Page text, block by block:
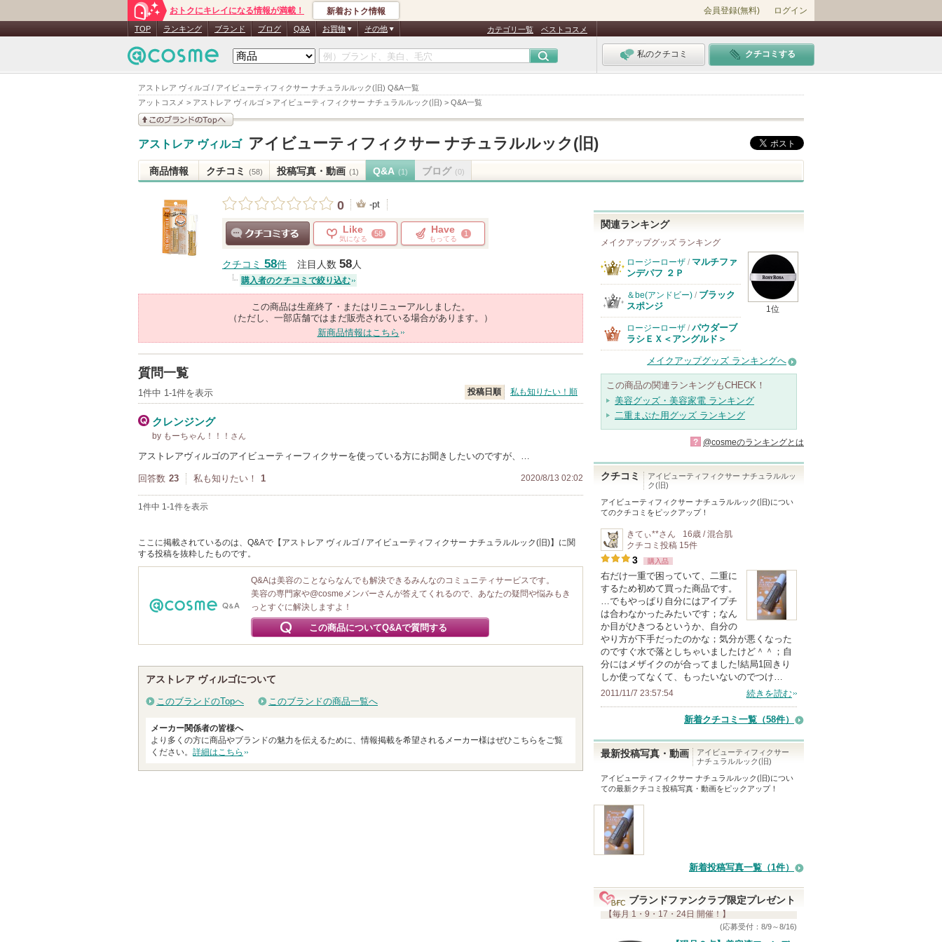
アストレア ヴィルゴ / アイビューティフィクサー ナチュラルルック(旧) Q&A一覧
アットコスメ > アストレア ヴィルゴ > アイビューティフィクサー ナチュラルルック(旧) > Q&A一覧
おトクにキレイになる情報が満載！ 新着おトク情報 会員登録(無料) ログイン
TOP ランキング ブランド ブログ Q&A お買物 その他 カテゴリ一覧 ベストコスメ
私のクチコミ クチコミする
アストレア ヴィルゴ アイビューティフィクサー ナチュラルルック(旧)
商品情報 クチコミ (58) 投稿写真・動画 (1) Q&A (1) ブログ (0)
0 -pt
Like
気になる
58 Have
もってる
1
クチコミ 58件 注目人数 58人
購入者のクチコミで絞り込む
この商品は生産終了・またはリニューアルしました。
（ただし、一部店舗ではまだ販売されている場合があります。）
新商品情報はこちら
質問一覧
1件中 1-1件を表示 投稿日順 私も知りたい！順
クレンジング
by もーちゃん！！！ さん
アストレアヴィルゴのアイビューティーフィクサーを使っている方にお聞きしたいのですが、…
回答数 23 私も知りたい！ 1 2020/8/13 02:02
1件中 1-1件を表示
ここに掲載されているのは、Q&Aで【アストレア ヴィルゴ / アイビューティフィクサー ナチュラルルック(旧)】に関
する投稿を抜粋したものです。
Q&Aは美容のことならなんでも解決できるみんなのコミュニティサービスです。
美容の専門家や@cosmeメンバーさんが答えてくれるので、あなたの疑問や悩みもき
っとすぐに解決しますよ！
この商品についてQ&Aで質問する
アストレア ヴィルゴについて
このブランドのTopへ このブランドの商品一覧へ
メーカー関係者の皆様へ
より多くの方に商品やブランドの魅力を伝えるために、情報掲載を希望されるメーカー様はぜひこちらをご覧
ください。 詳細はこちら
関連ランキング
メイクアップグッズ ランキング
1位
ロージーローザ / マルチファ
ンデパフ ２Ｐ
＆be(アンドビー) / ブラック
スポンジ
ロージーローザ / パウダーブ
ラシＥＸ＜アングルド＞
メイクアップグッズ ランキングへ
この商品の関連ランキングもCHECK！
美容グッズ・美容家電 ランキング
二重まぶた用グッズ ランキング
? @cosmeのランキングとは
クチコミ
アイビューティフィクサー ナチュラルルッ
ク(旧)
アイビューティフィクサー ナチュラルルック(旧)につい
てのクチコミをピックアップ！
きてぃ**さん
16歳 / 混合肌
クチコミ投稿 15件
3 購入品
右だけ一重で困っていて、二重に
するため初めて買った商品です。
…でもやっぱり自分にはアイプチ
は合わなかったみたいです；なん
か目がひきつるというか、自分の
やり方が下手だったのかな；気分が悪くなった
のですぐ水で落としちゃいましたけど＾＾；自
分にはメザイクのが合ってました!結局1回きり
しか使ってなくて、もったいないのでつけ…
2011/11/7 23:57:54 続きを読む
新着クチコミ一覧 （58件）
最新投稿写真・動画
アイビューティフィクサー
ナチュラルルック(旧)
アイビューティフィクサー ナチュラルルック(旧)につい
ての最新クチコミ投稿写真・動画をピックアップ！
新着投稿写真一覧（1件）
ブランドファンクラブ限定プレゼント
【毎月 1・9・17・24日 開催！】
(応募受付：8/9～8/16)